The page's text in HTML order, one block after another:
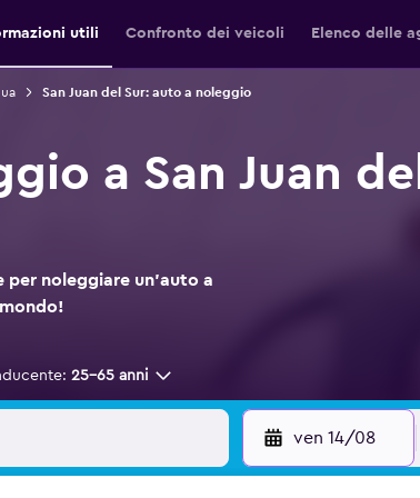
utili Confronto dei veicoli Elenco delle
San Juan del Sur: auto a noleggio
a San Juan
per noleggiare un'auto a
25-65 anni
ven 14/08